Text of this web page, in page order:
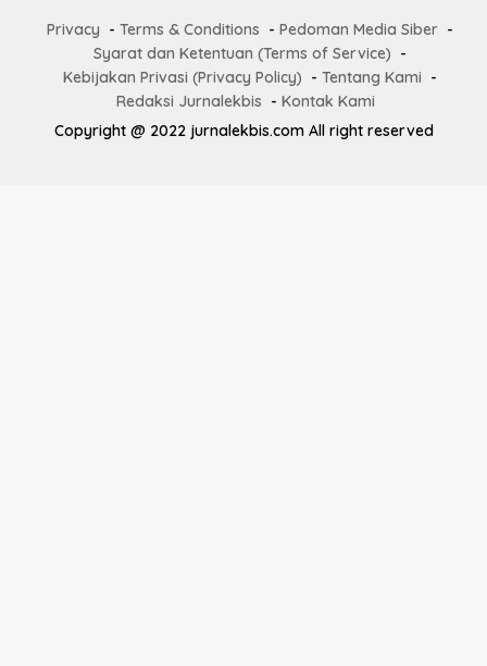
Privacy Terms & Conditions
Pedoman Media Siber
Syarat dan Ketentuan (Terms of Service)
Kebijakan Privasi (Privacy Policy)
Tentang Kami
Redaksi Jurnalekbis
Kontak Kami
Copyright @ 2022 jurnalekbis.com All right reserved